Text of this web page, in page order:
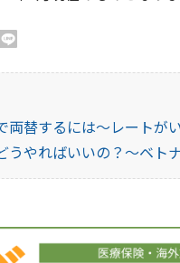
両替するには～レートが
うやればいいの？～ベト